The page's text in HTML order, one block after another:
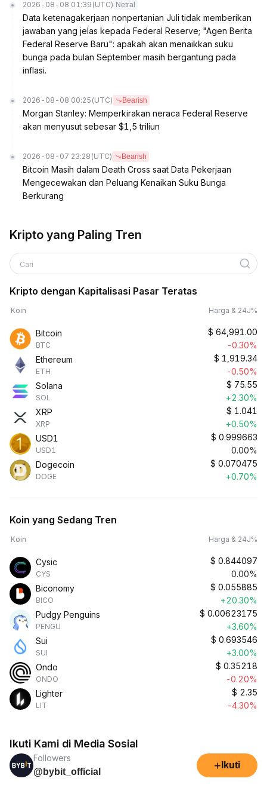
2026-08-08 01:39 (UTC) Netral
Data ketenagakerjaan nonpertanian Juli tidak memberikan
jawaban yang jelas kepada Federal Reserve; "Agen Berita
Federal Reserve Baru": apakah akan menaikkan suku
bunga pada bulan September masih bergantung pada
inflasi.
2026-08-08 00:25 (UTC) Bearish
Morgan Stanley: Memperkirakan neraca Federal Reserve
akan menyusut sebesar $1,5 triliun
2026-08-07 23:28 (UTC) Bearish
Bitcoin Masih dalam Death Cross saat Data Pekerjaan
Mengecewakan dan Peluang Kenaikan Suku Bunga
Berkurang
Kripto yang Paling Tren
Cari
Kripto dengan Kapitalisasi Pasar Teratas
Koin Harga & 24J%
Bitcoin
BTC
$ 64,991.00
-0.30%
Ethereum
ETH
$ 1,919.34
-0.50%
Solana
SOL
$ 75.55
+2.30%
XRP
XRP
$ 1.041
+0.50%
USD1
USD1
$ 0.999663
0.00%
Dogecoin
DOGE
$ 0.070475
+0.70%
Koin yang Sedang Tren
Koin Harga & 24J%
Cysic
CYS
$ 0.844097
0.00%
Biconomy
BICO
$ 0.055885
+20.30%
Pudgy Penguins
PENGU
$ 0.00623175
+3.60%
Sui
SUI
$ 0.693546
+3.00%
Ondo
ONDO
$ 0.35218
-0.20%
Lighter
LIT
$ 2.35
-4.30%
Ikuti Kami di Media Sosial
Followers
@bybit_official
+ Ikuti